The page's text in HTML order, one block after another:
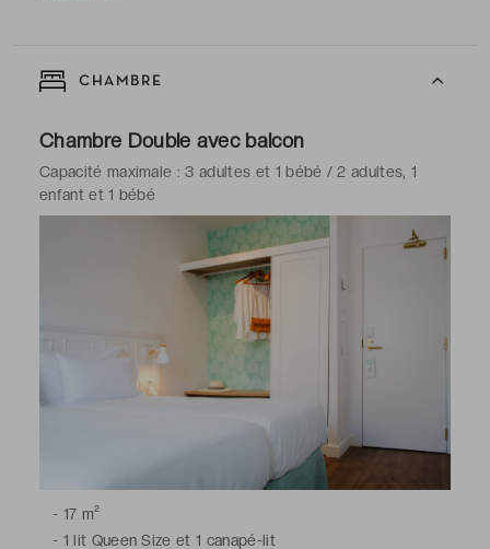
CHAMBRE
Chambre Double avec balcon
Capacité maximale : 3 adultes et 1 bébé / 2 adultes, 1
enfant et 1 bébé
- 17 m²
- 1 lit Queen Size et 1 canapé-lit